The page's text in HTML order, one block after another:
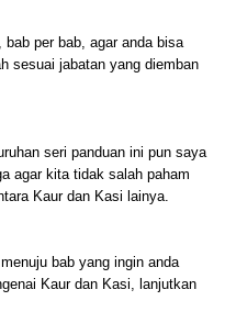
per bab, agar anda bisa
sesuai jabatan yang diemban
seri panduan ini pun saya
agar kita tidak salah paham
Kaur dan Kasi lainya.
bab yang ingin anda
Kaur dan Kasi, lanjutkan